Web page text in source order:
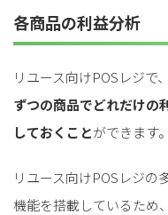
各商品の利益分析
リユース向けPOSレジで
ずつの商品でどれだけの
しておくことができます。
リユース向けPOSレジの
機能を搭載しているため、